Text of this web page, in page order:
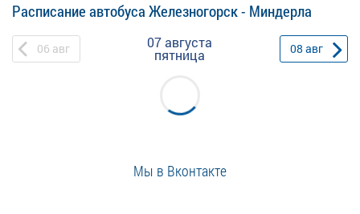
Расписание автобуса Железногорск - Миндерла
06 авг 07 августа
пятница 08 авг
Мы в Вконтакте